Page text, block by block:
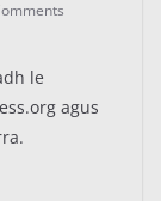
le
agus